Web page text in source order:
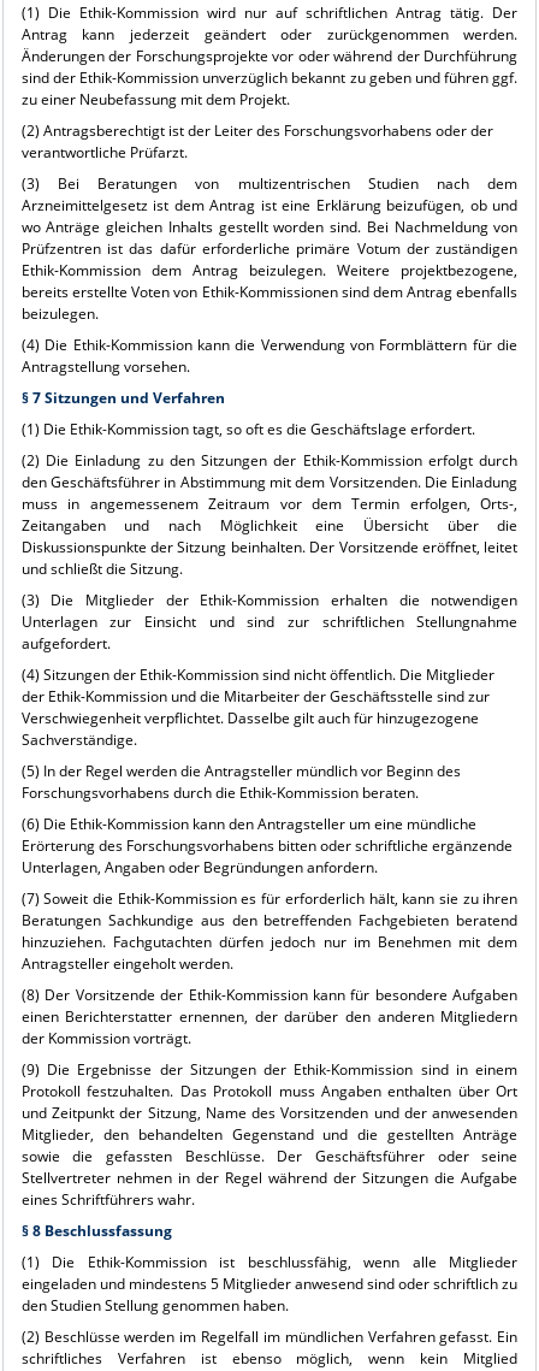
(1) Die Ethik-Kommission wird nur auf schriftlichen Antrag tätig. Der
Antrag kann jederzeit geändert oder zurückgenommen werden.
Änderungen der Forschungsprojekte vor oder während der Durchführung
sind der Ethik-Kommission unverzüglich bekannt zu geben und führen ggf.
zu einer Neubefassung mit dem Projekt.
(2) Antragsberechtigt ist der Leiter des Forschungsvorhabens oder der
verantwortliche Prüfarzt.
(3) Bei Beratungen von multizentrischen Studien nach dem
Arzneimittelgesetz ist dem Antrag ist eine Erklärung beizufügen, ob und
wo Anträge gleichen Inhalts gestellt worden sind. Bei Nachmeldung von
Prüfzentren ist das dafür erforderliche primäre Votum der zuständigen
Ethik-Kommission dem Antrag beizulegen. Weitere projektbezogene,
bereits erstellte Voten von Ethik-Kommissionen sind dem Antrag ebenfalls
beizulegen.
(4) Die Ethik-Kommission kann die Verwendung von Formblättern für die
Antragstellung vorsehen.
§ 7 Sitzungen und Verfahren
(1) Die Ethik-Kommission tagt, so oft es die Geschäftslage erfordert.
(2) Die Einladung zu den Sitzungen der Ethik-Kommission erfolgt durch
den Geschäftsführer in Abstimmung mit dem Vorsitzenden. Die Einladung
muss in angemessenem Zeitraum vor dem Termin erfolgen, Orts-,
Zeitangaben und nach Möglichkeit eine Übersicht über die
Diskussionspunkte der Sitzung beinhalten. Der Vorsitzende eröffnet, leitet
und schließt die Sitzung.
(3) Die Mitglieder der Ethik-Kommission erhalten die notwendigen
Unterlagen zur Einsicht und sind zur schriftlichen Stellungnahme
aufgefordert.
(4) Sitzungen der Ethik-Kommission sind nicht öffentlich. Die Mitglieder
der Ethik-Kommission und die Mitarbeiter der Geschäftsstelle sind zur
Verschwiegenheit verpflichtet. Dasselbe gilt auch für hinzugezogene
Sachverständige.
(5) In der Regel werden die Antragsteller mündlich vor Beginn des
Forschungsvorhabens durch die Ethik-Kommission beraten.
(6) Die Ethik-Kommission kann den Antragsteller um eine mündliche
Erörterung des Forschungsvorhabens bitten oder schriftliche ergänzende
Unterlagen, Angaben oder Begründungen anfordern.
(7) Soweit die Ethik-Kommission es für erforderlich hält, kann sie zu ihren
Beratungen Sachkundige aus den betreffenden Fachgebieten beratend
hinzuziehen. Fachgutachten dürfen jedoch nur im Benehmen mit dem
Antragsteller eingeholt werden.
(8) Der Vorsitzende der Ethik-Kommission kann für besondere Aufgaben
einen Berichterstatter ernennen, der darüber den anderen Mitgliedern
der Kommission vorträgt.
(9) Die Ergebnisse der Sitzungen der Ethik-Kommission sind in einem
Protokoll festzuhalten. Das Protokoll muss Angaben enthalten über Ort
und Zeitpunkt der Sitzung, Name des Vorsitzenden und der anwesenden
Mitglieder, den behandelten Gegenstand und die gestellten Anträge
sowie die gefassten Beschlüsse. Der Geschäftsführer oder seine
Stellvertreter nehmen in der Regel während der Sitzungen die Aufgabe
eines Schriftführers wahr.
§ 8 Beschlussfassung
(1) Die Ethik-Kommission ist beschlussfähig, wenn alle Mitglieder
eingeladen und mindestens 5 Mitglieder anwesend sind oder schriftlich zu
den Studien Stellung genommen haben.
(2) Beschlüsse werden im Regelfall im mündlichen Verfahren gefasst. Ein
schriftliches Verfahren ist ebenso möglich, wenn kein Mitglied